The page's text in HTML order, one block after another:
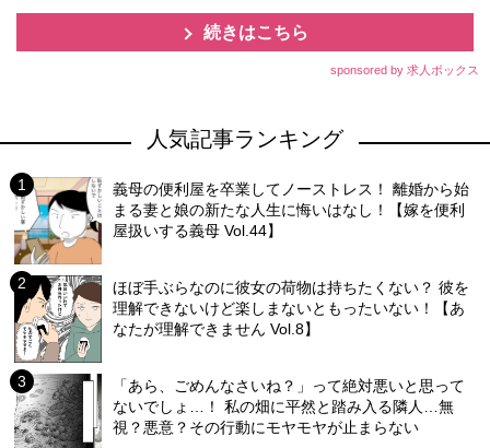
続きはこちら
sponsored by 求人ボックス
人気記事ランキング
義母の便利屋を卒業してノーストレス！ 離婚から始
まる妻と娘の新たな人生に悔いはなし！【嫁を便利
屋扱いする義母 Vol.44】
ほぼ手ぶらなのに彼女の荷物は持ちたくない？ 彼を
理解できないけど楽しまないともったいない！【あ
なたが理解できません Vol.8】
「あら、ごめんなさいね？」って絶対悪いと思って
ないでしょ…！ 私の畑に平然と踏み入る隣人…無
視？悪意？その行動にモヤモヤが止まらない